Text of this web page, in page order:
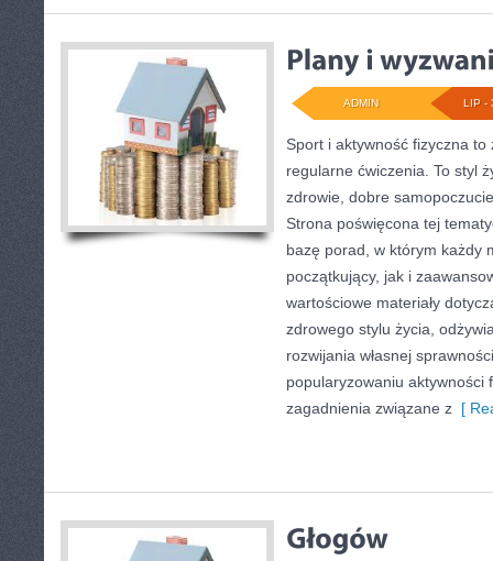
LIP -
ADMIN
Sport i aktywność fizyczna
regularne ćwiczenia. To styl
zdrowie, dobre
Strona poświęcona tej
bazę porad, w którym każdy
początkujący, jak i
wartościowe materiały
zdrowego stylu życia,
rozwijania własnej
popularyzowaniu aktywności
zagadnienia związane z [